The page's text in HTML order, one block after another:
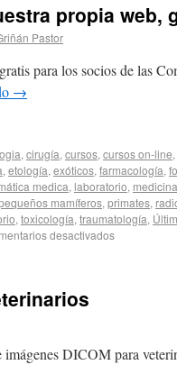
propia web,
Pastor
para los socios de las
→
, cirugía, cursos, cursos on-line,
, etología, exóticos, farmacología,
medica, laboratorio,
mamíferos, primates,
, toxicología, traumatología,
desactivados
imágenes DICOM para